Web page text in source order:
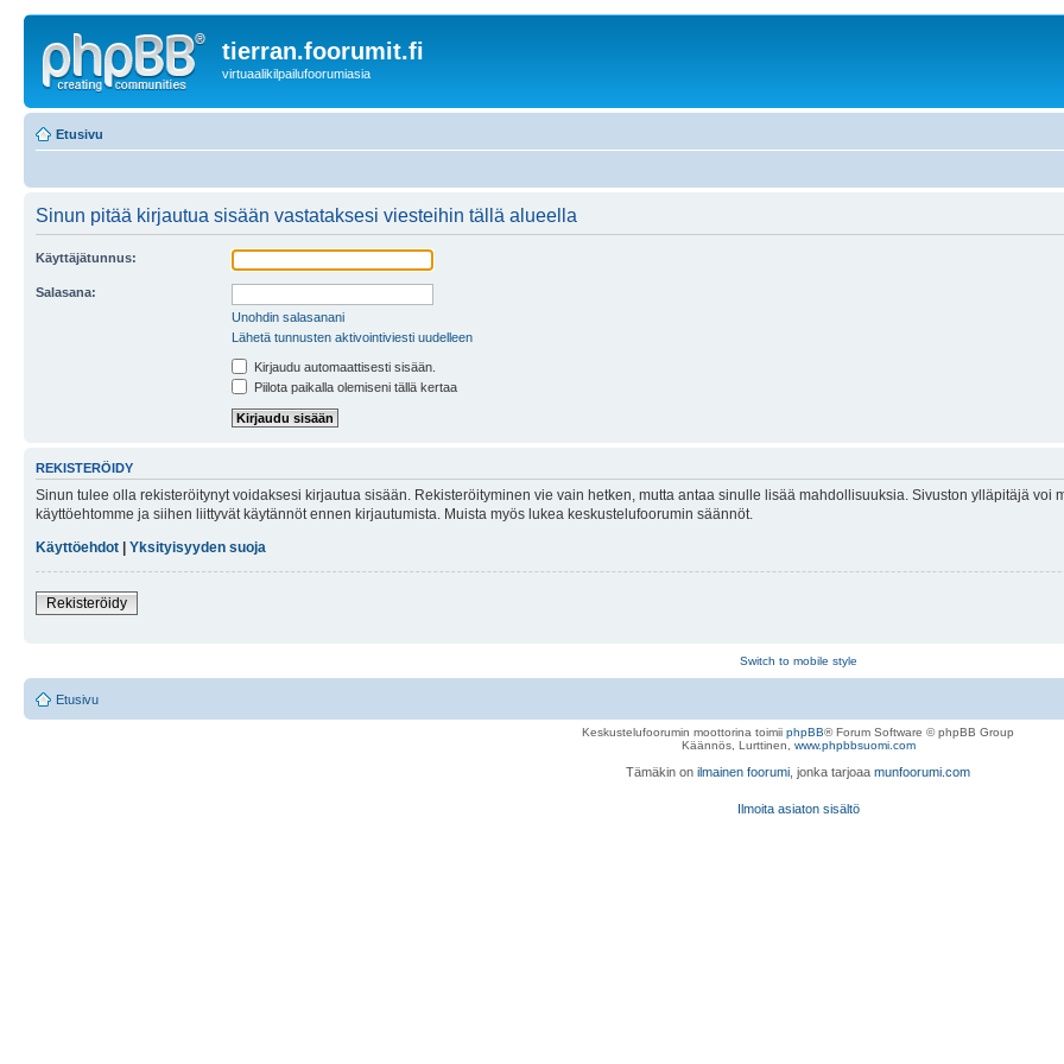
tierran.foorumit.fi
virtuaalikilpailufoorumiasia
Etusivu
Sinun pitää kirjautua sisään vastataksesi viesteihin tällä alueella
Käyttäjätunnus:
Salasana:
Unohdin salasanani
Lähetä tunnusten aktivointiviesti uudelleen
Kirjaudu automaattisesti sisään.
Piilota paikalla olemiseni tällä kertaa
REKISTERÖIDY
Sinun tulee olla rekisteröitynyt voidaksesi kirjautua sisään. Rekisteröityminen vie vain hetken, mutta antaa sinulle lisää mahdollisuuksia. Sivuston ylläpitäjä
käyttöehtomme ja siihen liittyvät käytännöt ennen kirjautumista. Muista myös lukea keskustelufoorumin säännöt.
Käyttöehdot
Yksityisyyden suoja
Rekisteröidy
Switch to mobile style
Etusivu
Keskustelufoorumin moottorina toimii phpBB® Forum Software © phpBB Group
Käännös, Lurttinen, www.phpbbsuomi.com
Tämäkin on ilmainen foorumi , jonka tarjoaa munfoorumi.com
Ilmoita asiaton sisältö